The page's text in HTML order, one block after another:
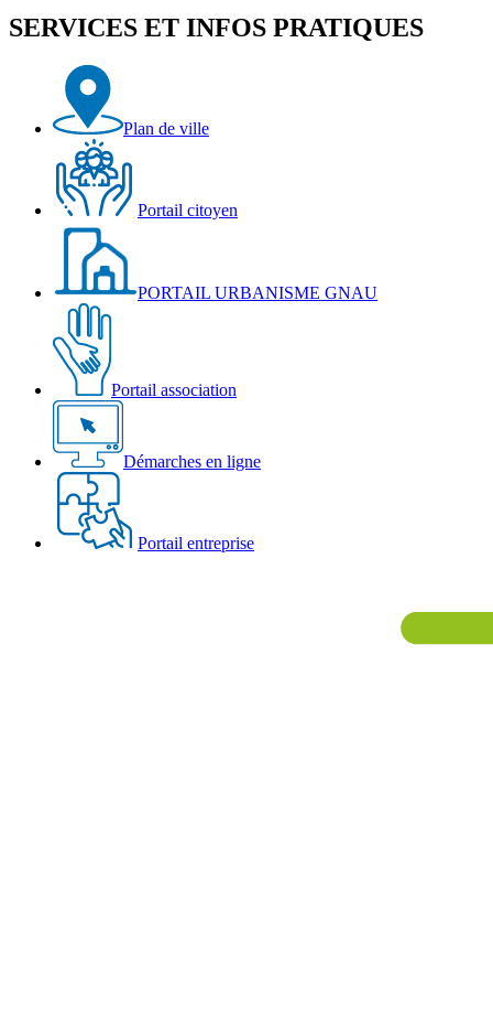
SERVICES ET INFOS PRATIQUES
Plan de ville
Portail citoyen
PORTAIL URBANISME GNAU
Portail association
Démarches en ligne
Portail entreprise